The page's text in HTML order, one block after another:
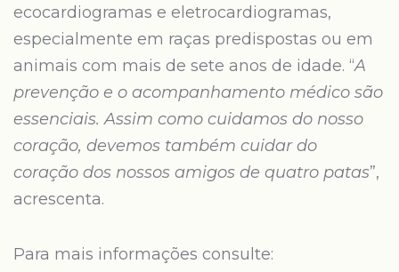
ecocardiogramas e eletrocardiogramas,
especialmente em raças predispostas ou em
animais com mais de sete anos de idade. “A
prevenção e o acompanhamento médico são
essenciais. Assim como cuidamos do nosso
coração, devemos também cuidar do
coração dos nossos amigos de quatro patas”,
acrescenta.
Para mais informações consulte: